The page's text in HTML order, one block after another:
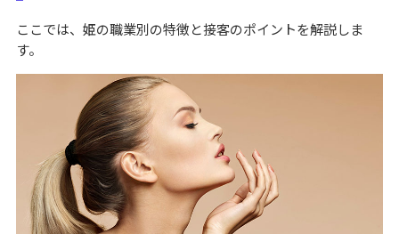
ここでは、姫の職業別の特徴と接客のポイントを解説しま
す。